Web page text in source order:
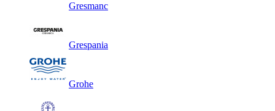
Gresmanc
Grespania
Grohe